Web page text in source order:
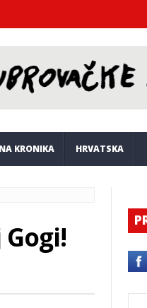
od zrcala DHMZ
KRONIKA HRVATSKA